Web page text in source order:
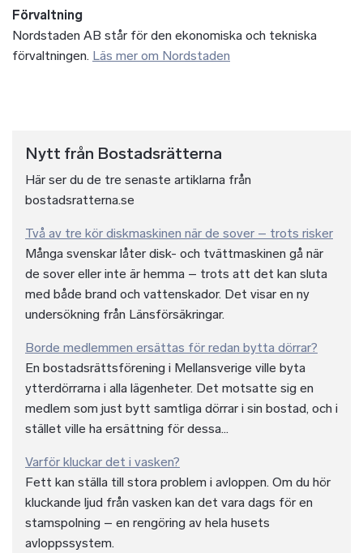
Förvaltning
Nordstaden AB står för den ekonomiska och tekniska
förvaltningen. Läs mer om Nordstaden
Nytt från Bostadsrätterna
Här ser du de tre senaste artiklarna från
bostadsratterna.se
Två av tre kör diskmaskinen när de sover – trots risker
Många svenskar låter disk- och tvättmaskinen gå när
de sover eller inte är hemma – trots att det kan sluta
med både brand och vattenskador. Det visar en ny
undersökning från Länsförsäkringar.
Borde medlemmen ersättas för redan bytta dörrar?
En bostadsrättsförening i Mellansverige ville byta
ytterdörrarna i alla lägenheter. Det motsatte sig en
medlem som just bytt samtliga dörrar i sin bostad, och i
stället ville ha ersättning för dessa...
Varför kluckar det i vasken?
Fett kan ställa till stora problem i avloppen. Om du hör
kluckande ljud från vasken kan det vara dags för en
stamspolning – en rengöring av hela husets
avloppssystem.